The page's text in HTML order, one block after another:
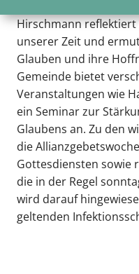
Hirschmann
unserer Zeit und
Glauben und ihre
Gemeinde bietet
Veranstaltungen wie
ein Seminar zur
Glaubens an. Zu den
die
Gottesdiensten sowie
die in der Regel
wird darauf
geltenden